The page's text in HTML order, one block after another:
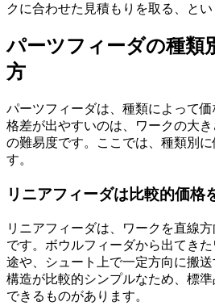
クに合わせた見積もりを取る、とい
パーツフィーダの種類
方
パーツフィーダは、種類によって
格差が出やすいのは、ワークの大
の難易度です。ここでは、種類別
す。
リニアフィーダは比較的価格
リニアフィーダは、ワークを直線
です。ボウルフィーダから出てき
途や、シュート上で一定方向に搬送
構造が比較的シンプルなため、標
できるものがあります。